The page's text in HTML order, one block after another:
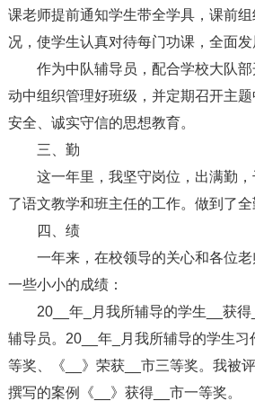
课老师提前通知学生带全学具，课前
况，使学生认真对待每门功课，全面发
作为中队辅导员，配合学校大队
动中组织管理好班级，并定期召开主
安全、诚实守信的思想教育。
三、勤
这一年里，我坚守岗位，出满勤
了语文教学和班主任的工作。做到了全
四、绩
一年来，在校领导的关心和各位
一些小小的成绩：
20__年_月我所辅导的学生__获
辅导员。20__年_月我所辅导的学生习
等奖、《__》荣获__市三等奖。我被
撰写的案例《__》获得__市一等奖。